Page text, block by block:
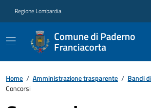
Regione Lombardia
Comune di Paderno
Franciacorta
Home / Amministrazione trasparente / Bandi
Concorsi